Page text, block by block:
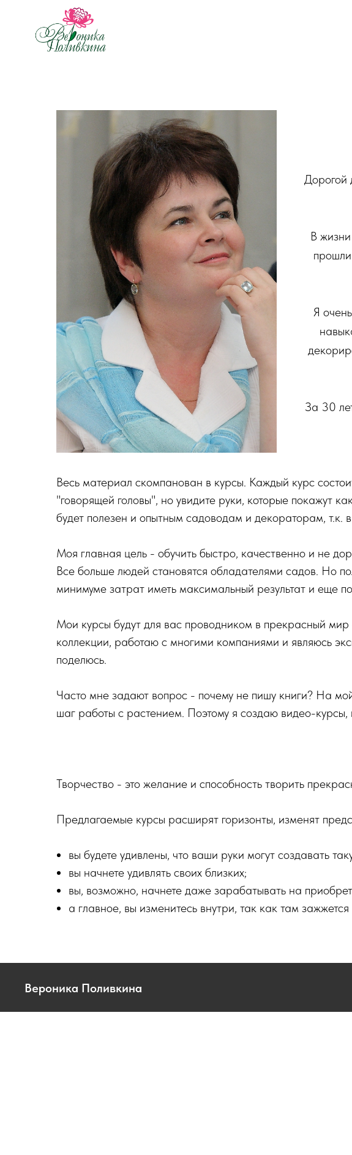
Дорогой
В
Я
За 30
Весь материал скомпанован в курсы. Каждый курс
"говорящей головы", но увидите руки, которые покажут
будет полезен и опытным садоводам и декораторам, т.к.
Моя главная цель - обучить быстро, качественно и не
Все больше людей становятся обладателями садов. Но
минимуме затрат иметь максимальный результат и еще
Мои курсы будут для вас проводником в прекрасный
коллекции, работаю с многими компаниями и являюсь
поделюсь.
Часто мне задают вопрос - почему не пишу книги? На
шаг работы с растением. Поэтому я создаю видео-
Творчество - это желание и способность творить
Предлагаемые курсы расширят горизонты, изменят
вы будете удивлены, что ваши руки могут создавать
вы начнете удивлять своих близких;
вы, возможно, начнете даже зарабатывать на
а главное, вы изменитесь внутри, так как там
Вероника Поливкина